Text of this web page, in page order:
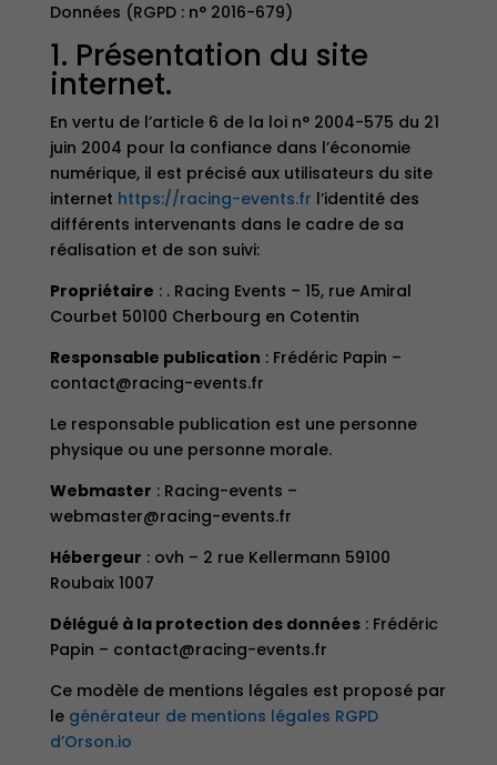
Données (RGPD : n° 2016-679)
1. Présentation du site
internet.
En vertu de l’article 6 de la loi n° 2004-575 du 21
juin 2004 pour la confiance dans l’économie
numérique, il est précisé aux utilisateurs du site
internet https://racing-events.fr l’identité des
différents intervenants dans le cadre de sa
réalisation et de son suivi:
Propriétaire : . Racing Events – 15, rue Amiral
Courbet 50100 Cherbourg en Cotentin
Responsable publication : Frédéric Papin –
contact@racing-events.fr
Le responsable publication est une personne
physique ou une personne morale.
Webmaster : Racing-events –
webmaster@racing-events.fr
Hébergeur : ovh – 2 rue Kellermann 59100
Roubaix 1007
Délégué à la protection des données: Frédéric
Papin – contact@racing-events.fr
Ce modèle de mentions légales est proposé par
le générateur de mentions légales RGPD
d’Orson.io